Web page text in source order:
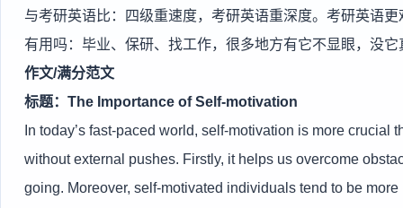
与考研英语比：四级重速度，考研英语重深度。考研英语更
有用吗：毕业、保研、找工作，很多地方有它不显眼，没
作文/满分范文
标题：The Importance of Self-motivation
In today’s fast-paced world, self-motivation is more crucial
without external pushes. Firstly, it helps us overcome
going. Moreover, self-motivated individuals tend to be